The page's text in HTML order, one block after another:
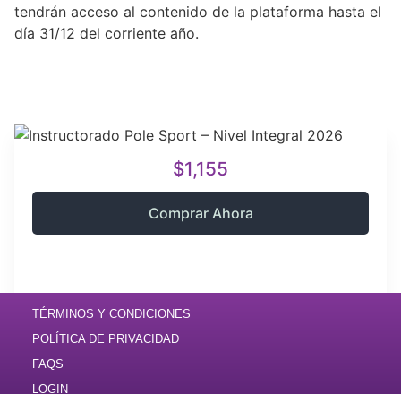
tendrán acceso al contenido de la plataforma hasta el
día 31/12 del corriente año.
$1,155
Comprar Ahora
TÉRMINOS Y CONDICIONES
POLÍTICA DE PRIVACIDAD
FAQS
LOGIN